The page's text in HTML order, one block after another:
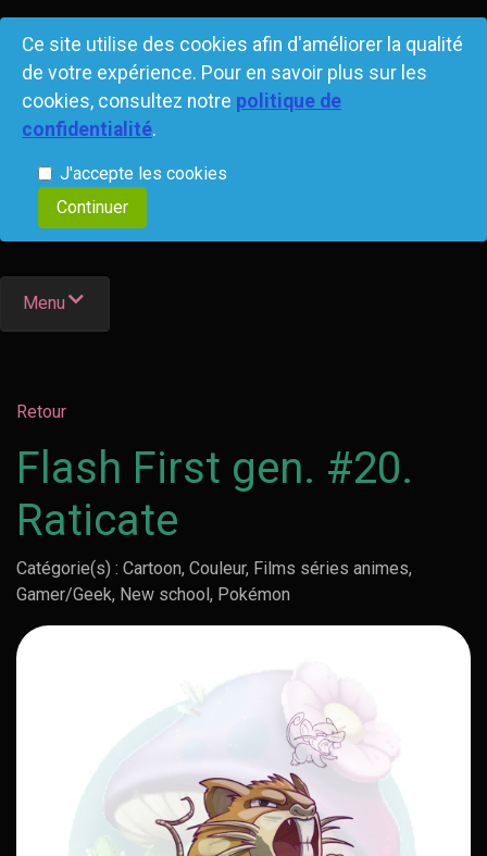
Ce site utilise des cookies afin d'améliorer la qualité
de votre expérience. Pour en savoir plus sur les
cookies, consultez notre politique de
confidentialité.
J'accepte les cookies
Menu
Retour
Flash First gen. #20.
Raticate
Catégorie(s) : Cartoon, Couleur, Films séries animes,
Gamer/Geek, New school, Pokémon